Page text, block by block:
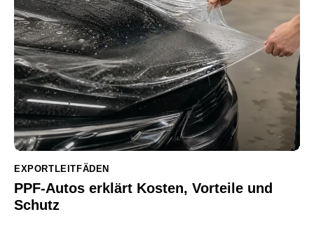
EXPORTLEITFÄDEN
PPF-Autos erklärt Kosten, Vorteile und
Schutz